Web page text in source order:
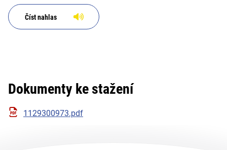
veterinární správa Státní
Číst nahlas
Dokumenty ke stažení
1129300973.pdf